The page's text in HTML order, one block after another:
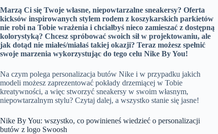
Marzą Ci się Twoje własne, niepowtarzalne sneakersy? Oferta
kicksów inspirowanych stylem rodem z koszykarskich parkietów
nie robi na Tobie wrażenia i chciałbyś nieco zamieszać z dostępną
kolorystyką? Chcesz spróbować swoich sił w projektowaniu, ale
jak dotąd nie miałeś/miałaś takiej okazji? Teraz możesz spełnić
swoje marzenia wykorzystując do tego celu Nike By You!
Na czym polega personalizacja butów Nike i w przypadku jakich
modeli możesz zaprezentować pokłady drzemiącej w Tobie
kreatywności, a więc stworzyć sneakersy w swoim własnym,
niepowtarzalnym stylu? Czytaj dalej, a wszystko stanie się jasne!
Nike By You: wszystko, co powinieneś wiedzieć o personalizacji
butów z logo Swoosh